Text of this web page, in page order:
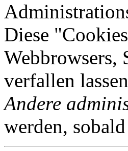
Diese
Webbrowsers,
verfallen
Andere
werden,